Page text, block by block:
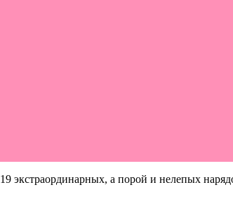
19 экстраординарных, а порой и нелепых